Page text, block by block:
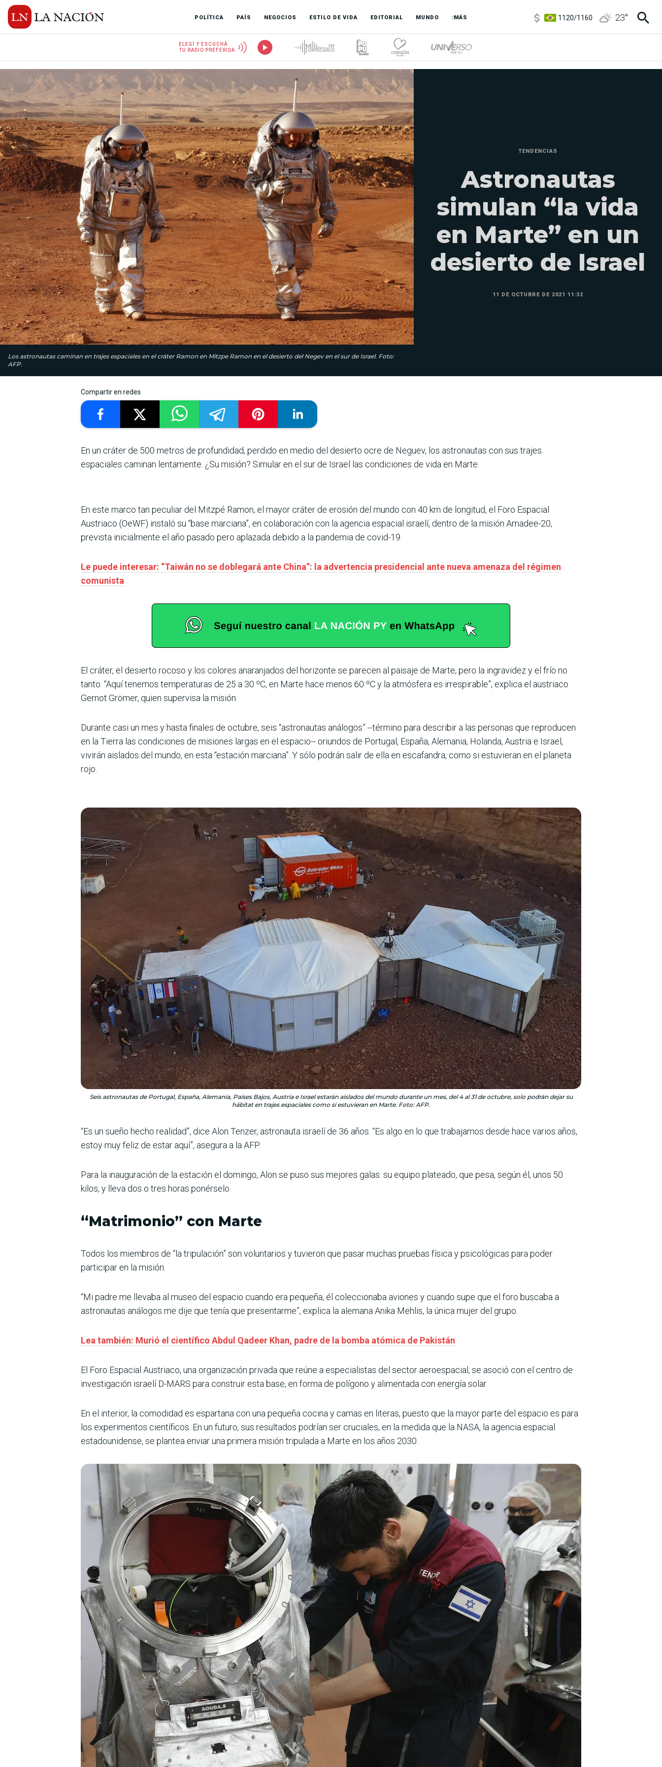
POLÍTICA PAÍS NEGOCIOS ESTILO DE VIDA EDITORIAL MUNDO :MÁS
3,6/3,9
23°
ELEGÍ Y ESCUCHÁ
TU RADIO PREFERIDA
Los astronautas caminan en trajes espaciales en el cráter Ramon en Mitzpe Ramon en el desierto del Negev en el sur de Israel. Foto:
AFP.
TENDENCIAS
Astronautas
simulan “la vida
en Marte” en un
desierto de Israel
11 DE OCTUBRE DE 2021 11:32
Compartir en redes
En un cráter de 500 metros de profundidad, perdido en medio del desierto ocre de Neguev, los astronautas con sus trajes
espaciales caminan lentamente. ¿Su misión? Simular en el sur de Israel las condiciones de vida en Marte.
En este marco tan peculiar del Mitzpé Ramon, el mayor cráter de erosión del mundo con 40 km de longitud, el Foro Espacial
Austriaco (OeWF) instaló su “base marciana”, en colaboración con la agencia espacial israelí, dentro de la misión Amadee-20,
prevista inicialmente el año pasado pero aplazada debido a la pandemia de covid-19.
Le puede interesar: “Taiwán no se doblegará ante China”: la advertencia presidencial ante nueva amenaza del régimen
comunista
El cráter, el desierto rocoso y los colores anaranjados del horizonte se parecen al paisaje de Marte, pero la ingravidez y el frío no
tanto. “Aquí tenemos temperaturas de 25 a 30 ºC, en Marte hace menos 60 ºC y la atmósfera es irrespirable”, explica el austriaco
Gernot Grömer, quien supervisa la misión.
Durante casi un mes y hasta finales de octubre, seis “astronautas análogos” --término para describir a las personas que reproducen
en la Tierra las condiciones de misiones largas en el espacio-- oriundos de Portugal, España, Alemania, Holanda, Austria e Israel,
vivirán aislados del mundo, en esta “estación marciana”. Y sólo podrán salir de ella en escafandra, como si estuvieran en el planeta
rojo.
Seis astronautas de Portugal, España, Alemania, Países Bajos, Austria e Israel estarán aislados del mundo durante un mes, del 4 al 31 de octubre, solo podrán dejar su
hábitat en trajes espaciales como si estuvieran en Marte. Foto: AFP.
“Es un sueño hecho realidad”, dice Alon Tenzer, astronauta israelí de 36 años. “Es algo en lo que trabajamos desde hace varios años,
estoy muy feliz de estar aquí”, asegura a la AFP.
Para la inauguración de la estación el domingo, Alon se puso sus mejores galas: su equipo plateado, que pesa, según él, unos 50
kilos, y lleva dos o tres horas ponérselo.
“Matrimonio” con Marte
Todos los miembros de “la tripulación” son voluntarios y tuvieron que pasar muchas pruebas física y psicológicas para poder
participar en la misión.
“Mi padre me llevaba al museo del espacio cuando era pequeña, él coleccionaba aviones y cuando supe que el foro buscaba a
astronautas análogos me dije que tenía que presentarme”, explica la alemana Anika Mehlis, la única mujer del grupo.
Lea también: Murió el científico Abdul Qadeer Khan, padre de la bomba atómica de Pakistán
El Foro Espacial Austriaco, una organización privada que reúne a especialistas del sector aeroespacial, se asoció con el centro de
investigación israelí D-MARS para construir esta base, en forma de polígono y alimentada con energía solar.
En el interior, la comodidad es espartana con una pequeña cocina y camas en literas, puesto que la mayor parte del espacio es para
los experimentos científicos. En un futuro, sus resultados podrían ser cruciales, en la medida que la NASA, la agencia espacial
estadounidense, se plantea enviar una primera misión tripulada a Marte en los años 2030.